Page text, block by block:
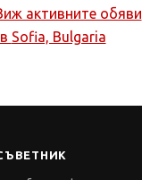
активните обяви
Sofia, Bulgaria